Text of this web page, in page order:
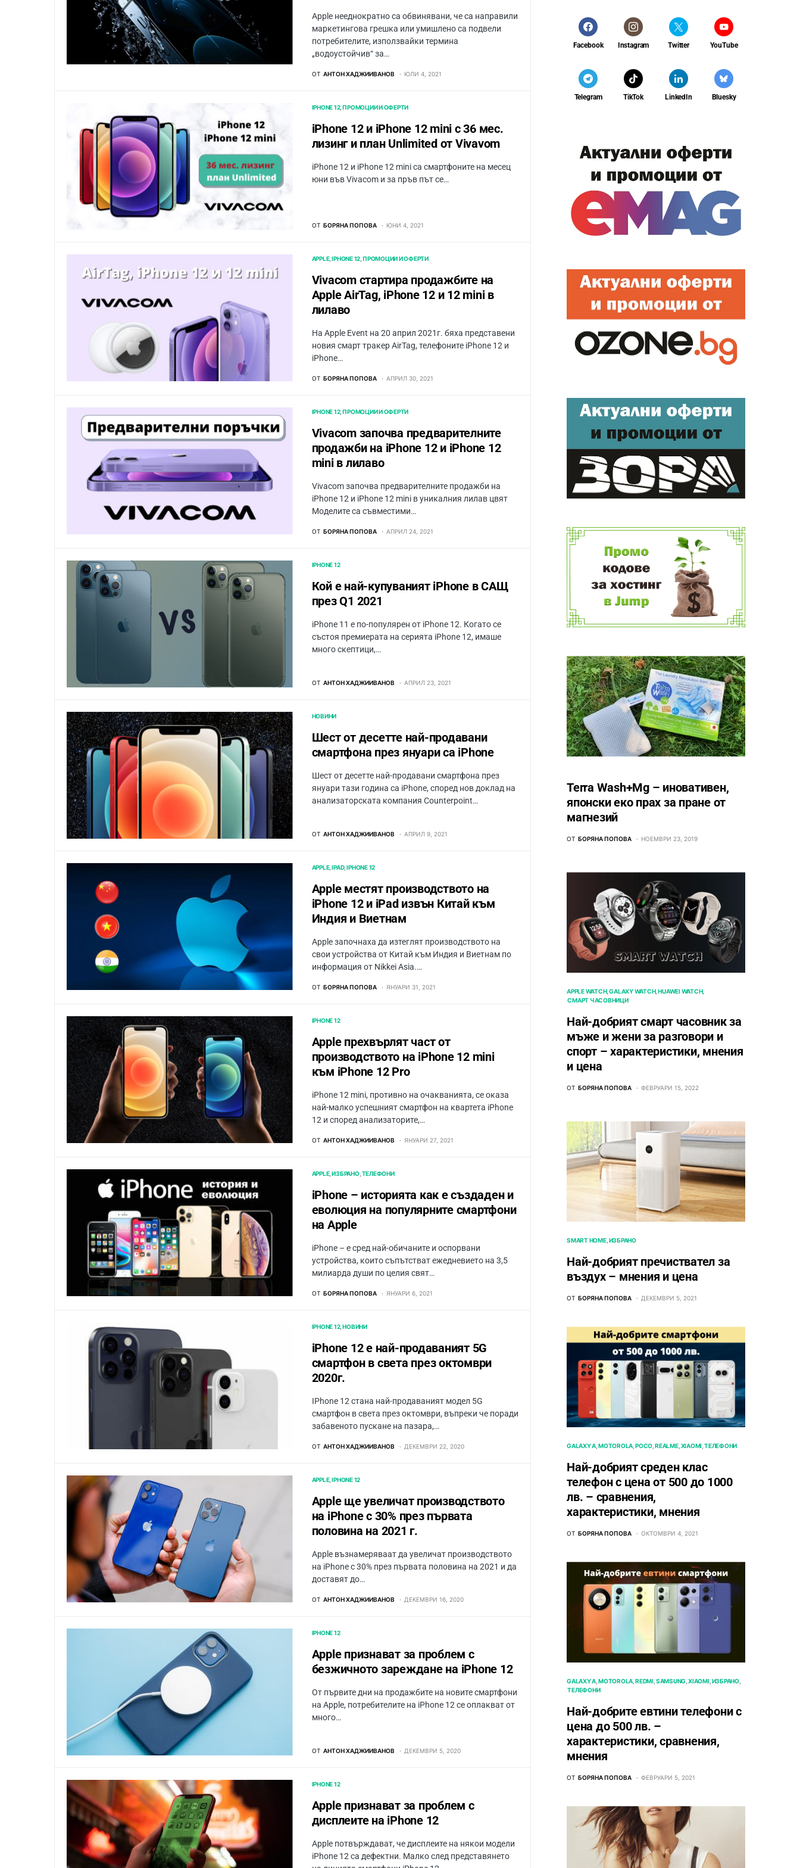
Apple нееднократно са обвинявани, че са направили
маркетингова грешка или умишлено са подвели
потребителите, използвайки термина
„водоустойчив“ за…
ОТ АНТОН ХАДЖИИВАНОВ ЮЛИ 4, 2021
IPHONE 12 ПРОМОЦИИ И ОФЕРТИ
iPhone 12 и iPhone 12 mini с 36 мес.
лизинг и план Unlimited от Vivavom
iPhone 12 и iPhone 12 mini са смартфоните на месец
юни във Vivacom и за пръв път се…
ОТ БОРЯНА ПОПОВА ЮНИ 4, 2021
APPLE IPHONE 12 ПРОМОЦИИ И ОФЕРТИ
Vivacom стартира продажбите на
Apple AirTag, iPhone 12 и 12 mini в
лилаво
На Apple Event на 20 април 2021г. бяха представени
новия смарт тракер AirTag, телефоните iPhone 12 и
iPhone…
ОТ БОРЯНА ПОПОВА АПРИЛ 30, 2021
IPHONE 12 ПРОМОЦИИ И ОФЕРТИ
Vivacom започва предварителните
продажби на iPhone 12 и iPhone 12
mini в лилаво
Vivacom започва предварителните продажби на
iPhone 12 и iPhone 12 mini в уникалния лилав цвят
Моделите са съвместими…
ОТ БОРЯНА ПОПОВА АПРИЛ 24, 2021
IPHONE 12
Кой е най-купуваният iPhone в САЩ
през Q1 2021
iPhone 11 е по-популярен от iPhone 12. Когато се
състоя премиерата на серията iPhone 12, имаше
много скептици,…
ОТ АНТОН ХАДЖИИВАНОВ АПРИЛ 23, 2021
НОВИНИ
Шест от десетте най-продавани
смартфона през януари са iPhone
Шест от десетте най-продавани смартфона през
януари тази година са iPhone, според нов доклад на
анализаторската компания Counterpoint…
ОТ АНТОН ХАДЖИИВАНОВ АПРИЛ 9, 2021
APPLE IPAD IPHONE 12
Apple местят производството на
iPhone 12 и iPad извън Китай към
Индия и Виетнам
Apple започнаха да изтеглят производството на
свои устройства от Китай към Индия и Виетнам по
информация от Nikkei Asia.…
ОТ БОРЯНА ПОПОВА ЯНУАРИ 31, 2021
IPHONE 12
Apple прехвърлят част от
производството на iPhone 12 mini
към iPhone 12 Pro
iPhone 12 mini, противно на очакванията, се оказа
най-малко успешният смартфон на квартета iPhone
12 и според анализаторите,…
ОТ АНТОН ХАДЖИИВАНОВ ЯНУАРИ 27, 2021
APPLE ИЗБРАНО ТЕЛЕФОНИ
iPhone – историята как е създаден и
еволюция на популярните смартфони
на Apple
iPhone – е сред най-обичаните и оспорвани
устройства, които съпътстват ежедневието на 3,5
милиарда души по целия свят…
ОТ БОРЯНА ПОПОВА ЯНУАРИ 6, 2021
IPHONE 12 НОВИНИ
iPhone 12 е най-продаваният 5G
смартфон в света през октомври
2020г.
IPhone 12 стана най-продаваният модел 5G
смартфон в света през октомври, въпреки че поради
забавеното пускане на пазара,…
ОТ АНТОН ХАДЖИИВАНОВ ДЕКЕМВРИ 22, 2020
APPLE IPHONE 12
Apple ще увеличат производството
на iPhone с 30% през първата
половина на 2021 г.
Apple възнамеряваат да увеличат производството
на iPhone с 30% през първата половина на 2021 и да
доставят до…
ОТ АНТОН ХАДЖИИВАНОВ ДЕКЕМВРИ 16, 2020
IPHONE 12
Apple признават за проблем с
безжичното зареждане на iPhone 12
От първите дни на продажбите на новите смартфони
на Apple, потребителите на iPhone 12 се оплакват от
много…
ОТ АНТОН ХАДЖИИВАНОВ ДЕКЕМВРИ 5, 2020
IPHONE 12
Apple признават за проблем с
дисплеите на iPhone 12
Apple потвърждават, че дисплеите на някои модели
iPhone 12 са дефектни. Малко след представянето
Facebook Instagram Twitter YouTube
Telegram TikTok LinkedIn Bluesky
Terra Wash+Mg – иновативен,
японски еко прах за пране от
магнезий
ОТ БОРЯНА ПОПОВА НОЕМВРИ 23, 2019
APPLE WATCH GALAXY WATCH HUAWEI WATCH
СМАРТ ЧАСОВНИЦИ
Най-добрият смарт часовник за
мъже и жени за разговори и
спорт – характеристики, мнения
и цена
ОТ БОРЯНА ПОПОВА ФЕВРУАРИ 15, 2022
SMART HOME ИЗБРАНО
Най-добрият пречиствател за
въздух – мнения и цена
ОТ БОРЯНА ПОПОВА ДЕКЕМВРИ 5, 2021
GALAXY A MOTOROLA POCO REALME XIAOMI ТЕЛЕФОНИ
Най-добрият среден клас
телефон с цена от 500 до 1000
лв. – сравнения,
характеристики, мнения
ОТ БОРЯНА ПОПОВА ОКТОМВРИ 4, 2021
GALAXY A MOTOROLA REDMI SAMSUNG XIAOMI ИЗБРАНО
ТЕЛЕФОНИ
Най-добрите евтини телефони с
ценa до 500 лв. –
характeристики, сравнения,
мнения
ОТ БОРЯНА ПОПОВА ФЕВРУАРИ 5, 2021